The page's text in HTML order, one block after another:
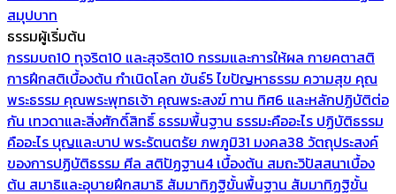
สมุปบาท
ธรรมผู้เริ่มต้น
กรรมบถ10 ทุจริต10 และสุจริต10 กรรมและการให้ผล กายคตาสติ
การฝึกสติเบื้องต้น กำเนิดโลก ขันธ์5ไขปัญหาธรรม ความสุข คุณ
พระธรรม คุณพระพุทธเจ้า คุณพระสงฆ์ ทาน ทิศ6 และหลักปฏิบัติต่อ
กัน เทวดาและสิ่งศักดิ์สิทธิ์ธรรมพื้นฐาน ธรรมะคืออะไร ปฏิบัติธรรม
คืออะไร บุญและบาป พระรัตนตรัย ภพภูมิ31 มงคล38 วัตถุประสงค์
ของการปฏิบัติธรรม ศีล สติปัฏฐาน4 เบื้องต้น สมถะวิปัสสนาเบื้อง
ต้น สมาธิและอุบายฝึกสมาธิ สัมมาทิฏฐิขั้นพื้นฐาน สัมมาทิฏฐิขั้น